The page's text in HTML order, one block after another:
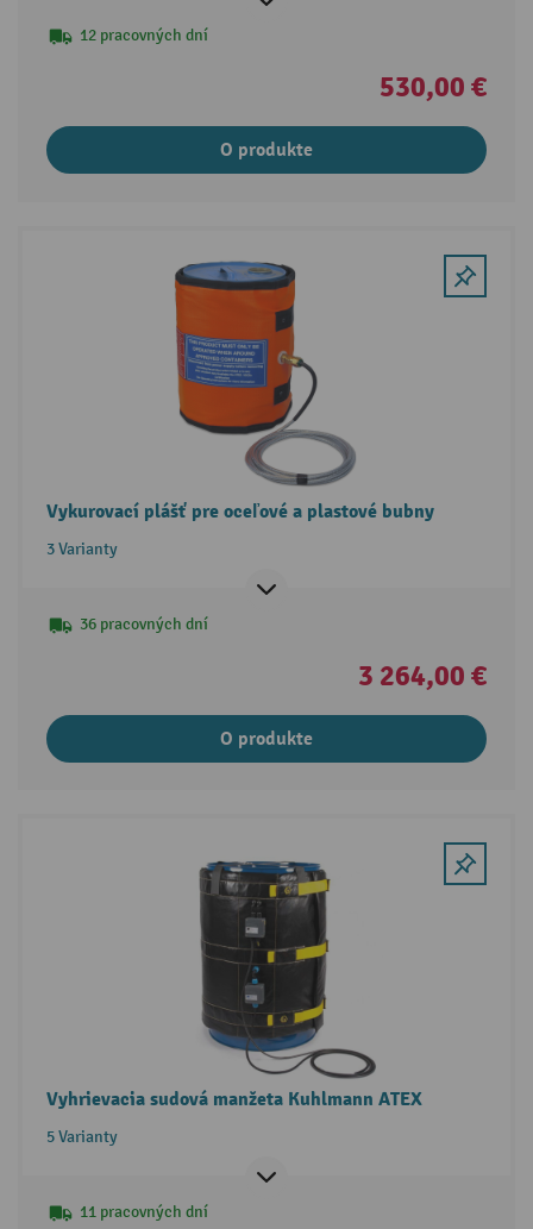
12 pracovných dní
530,00 €
O produkte
Vykurovací plášť pre oceľové a plastové bubny
3 Varianty
36 pracovných dní
3 264,00 €
O produkte
Vyhrievacia sudová manžeta Kuhlmann ATEX
5 Varianty
11 pracovných dní